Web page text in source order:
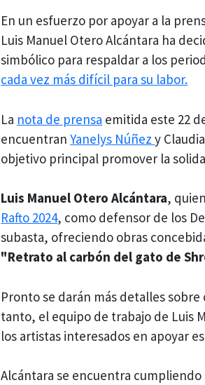
En un esfuerzo por apoyar a la
Luis Manuel Otero Alcántara ha
simbólico para respaldar a los
cada vez más difícil para su labor.
La nota de prensa emitida este 22
encuentranYanelys Núñezy
objetivo principal promover la
Luis Manuel Otero Alcántara,
Rafto 2024, como defensor de los
subasta, ofreciendo obras
"Retrato al carbón del gato de
Pronto se darán más detalles
tanto, el equipo de trabajo de Luis
los artistas interesados en apoyar
Alcántara se encuentra cumpliendo